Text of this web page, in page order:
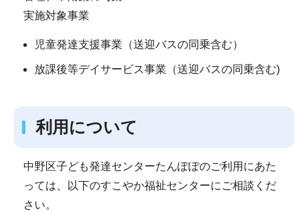
実施対象事業
児童発達支援事業（送迎バスの同乗含む）
放課後等デイサービス事業（送迎バスの同乗含む)
利用について
中野区子ども発達センターたんぽぽのご利用にあた
っては、以下のすこやか福祉センターにご相談くだ
さい。